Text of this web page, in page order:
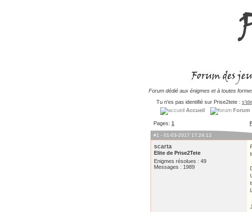
Forum dédié aux énigmes et à toutes
Tu n'es pas identifié sur Prise2tete :
Accueil
Forum
Pages: 1
#1 - 01-03-2017 17:24:12
scarta
Elite de Prise2Tete
Enigmes résolues : 49
Messages : 1989